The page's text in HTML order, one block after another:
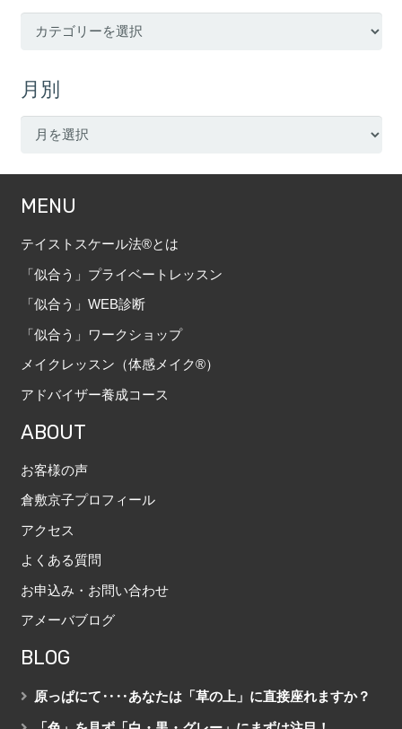
リ
ー
月別
MENU
テイストスケール法®とは
「似合う」プライベートレッスン
「似合う」WEB診断
「似合う」ワークショップ
メイクレッスン（体感メイク®）
アドバイザー養成コース
ABOUT
お客様の声
倉敷京子プロフィール
アクセス
よくある質問
お申込み・お問い合わせ
アメーバブログ
BLOG
原っぱにて‥‥あなたは「草の上」に直接座れますか？